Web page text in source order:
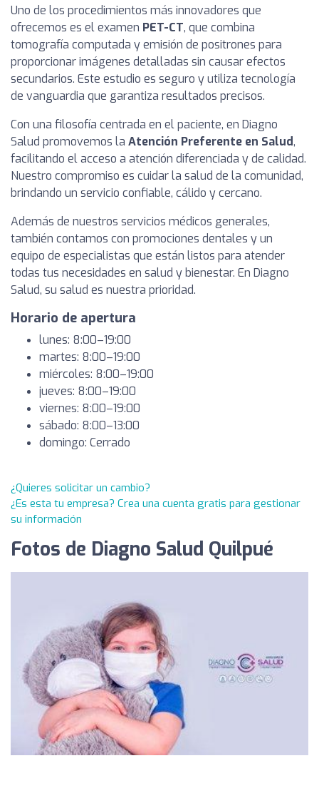
Uno de los procedimientos más innovadores que
ofrecemos es el examen PET-CT, que combina
tomografía computada y emisión de positrones para
proporcionar imágenes detalladas sin causar efectos
secundarios. Este estudio es seguro y utiliza tecnología
de vanguardia que garantiza resultados precisos.
Con una filosofía centrada en el paciente, en Diagno
Salud promovemos la Atención Preferente en Salud,
facilitando el acceso a atención diferenciada y de calidad.
Nuestro compromiso es cuidar la salud de la comunidad,
brindando un servicio confiable, cálido y cercano.
Además de nuestros servicios médicos generales,
también contamos con promociones dentales y un
equipo de especialistas que están listos para atender
todas tus necesidades en salud y bienestar. En Diagno
Salud, su salud es nuestra prioridad.
Horario de apertura
lunes: 8:00–19:00
martes: 8:00–19:00
miércoles: 8:00–19:00
jueves: 8:00–19:00
viernes: 8:00–19:00
sábado: 8:00–13:00
domingo: Cerrado
¿Quieres solicitar un cambio?
¿Es esta tu empresa? Crea una cuenta gratis para gestionar
su información
Fotos de Diagno Salud Quilpué